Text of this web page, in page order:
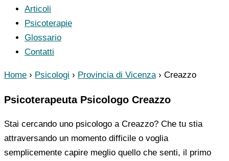
Articoli
Psicoterapie
Glossario
Contatti
Home › Psicologi › Provincia di Vicenza › Creazzo
Psicoterapeuta Psicologo Creazzo
Stai cercando uno psicologo a Creazzo? Che tu stia
attraversando un momento difficile o voglia
semplicemente capire meglio quello che senti, il primo